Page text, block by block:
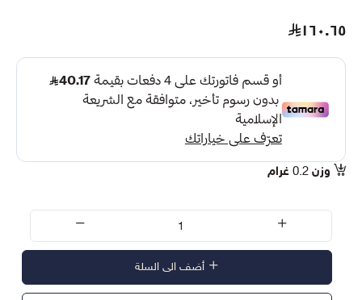
١٦٠.٦٥
وزن 0.2 غرام